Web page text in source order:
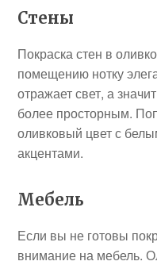
Стены
Покраска стен в
помещению нотку
отражает свет, а
более просторным.
оливковый цвет с
акцентами.
Мебель
Если вы не готовы
внимание на мебель.